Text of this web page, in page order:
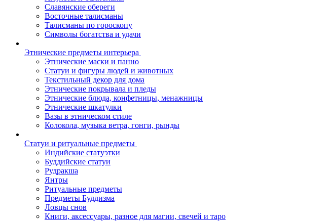
Славянские обереги
Восточные талисманы
Талисманы по гороскопу
Символы богатства и удачи
Этнические предметы интерьера
Этнические маски и панно
Статуи и фигуры людей и животных
Текстильный декор для дома
Этнические покрывала и пледы
Этнические блюда, конфетницы, менажницы
Этнические шкатулки
Вазы в этническом стиле
Колокола, музыка ветра, гонги, рынды
Статуи и ритуальные предметы
Индийские статуэтки
Буддийские статуи
Рудракша
Янтры
Ритуальные предметы
Предметы Буддизма
Ловцы снов
Книги, аксессуары, разное для магии, свечей и таро